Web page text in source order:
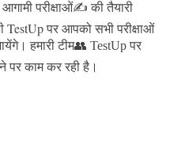
परीक्षाओं✍️ की तैयारी
TestUp पर आपको सभी परीक्षाओं
हमारी टीम👥 TestUp पर
काम कर रही है।